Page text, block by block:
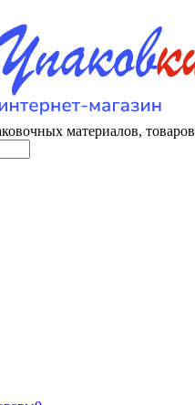
материалов,